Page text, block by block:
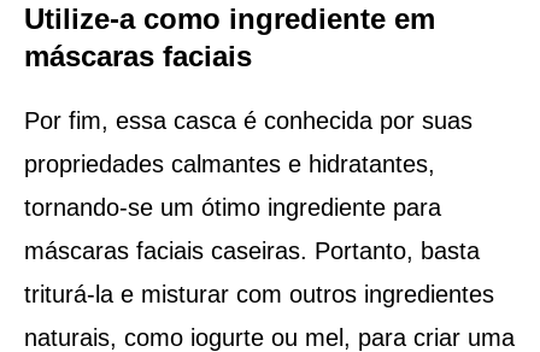
Utilize-a como ingrediente em
máscaras faciais
Por fim, essa casca é conhecida por suas
propriedades calmantes e hidratantes,
tornando-se um ótimo ingrediente para
máscaras faciais caseiras. Portanto, basta
triturá-la e misturar com outros ingredientes
naturais, como iogurte ou mel, para criar uma